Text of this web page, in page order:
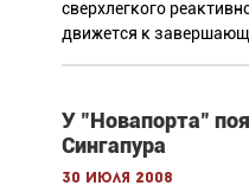
сверхлегкого
движется к
У "Новапорта"
Сингапура
30 июля 2008